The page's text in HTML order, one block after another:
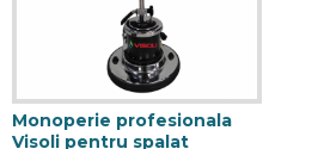
Monoperie profesionala
Visoli pentru spalat